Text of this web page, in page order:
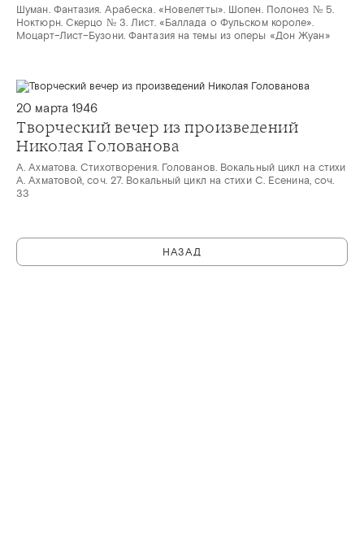
Шуман. Фантазия. Арабеска. «Новелетты». Шопен. Полонез № 5.
Ноктюрн. Скерцо № 3. Лист. «Баллада о Фульском короле».
Моцарт–Лист–Бузони. Фантазия на темы из оперы «Дон Жуан»
20 марта 1946
Творческий вечер из произведений
Николая Голованова
А. Ахматова. Стихотворения. Голованов. Вокальный цикл на стихи
А. Ахматовой, соч. 27. Вокальный цикл на стихи С. Есенина, соч.
33
НАЗАД